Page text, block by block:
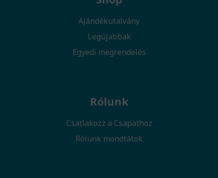
Ajándékutalvány
Legújabbak
Egyedi megrendelés
Rólunk
Csatlakozz a Csapathoz
Rólunk mondtátok